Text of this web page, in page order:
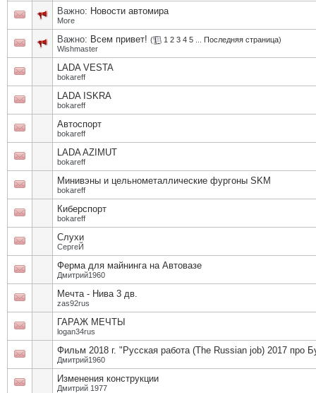
Важно: Новости автомира
More
Важно: Всем привет! ( 1 2 3 4 5 Последняя страница)
Wishmaster
LADA VESTA
bokareff
LADA ISKRA
bokareff
Автоспорт
bokareff
LADA AZIMUT
bokareff
Минивэны и цельнометаллические фургоны SKM
bokareff
Киберспорт
bokareff
Слухи
СергеЙ
Ферма для майнинга на Автовазе
Дмитрий1960
Мечта - Нива 3 дв.
zas92rus
ГАРАЖ МЕЧТЫ
logan34rus
Фильм 2018 г. "Русская работа (The Russian job) 2017 про
Дмитрий1960
Изменения конструкции
Дмитрий 1977